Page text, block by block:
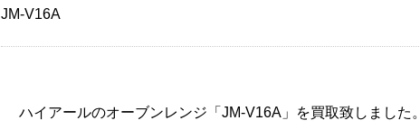
JM-V16A
ハイアールのオーブンレンジ「JM-V16A」を買取致しました。